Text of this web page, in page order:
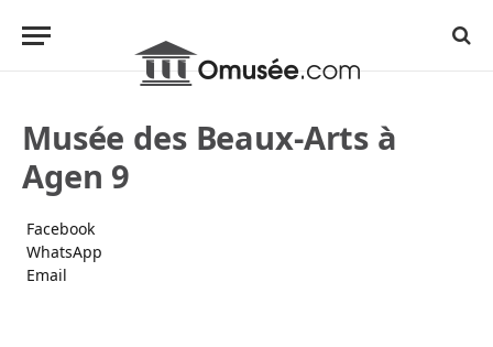
Musée des Beaux-Arts à
Agen 9
Facebook
WhatsApp
Email